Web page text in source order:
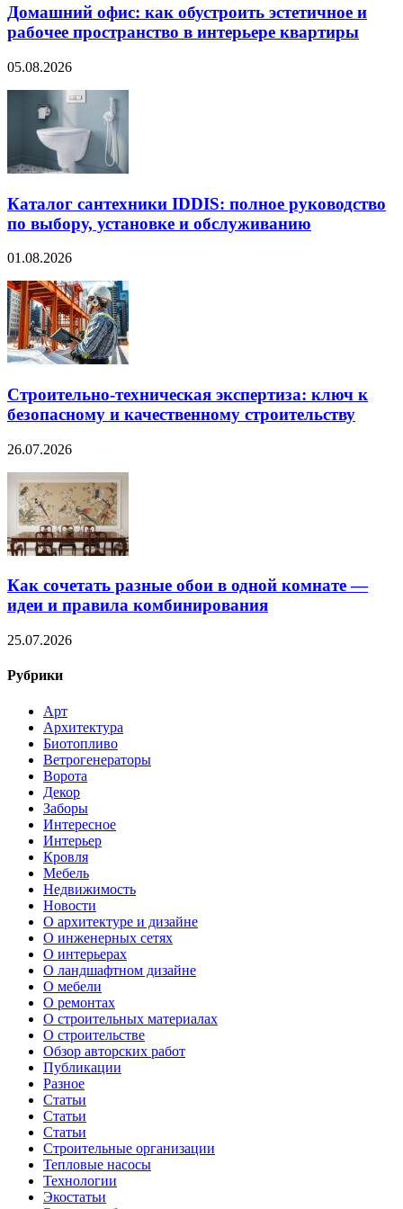
Домашний офис: как обустроить эстетичное и
рабочее пространство в интерьере квартиры
05.08.2026
Каталог сантехники IDDIS: полное руководство
по выбору, установке и обслуживанию
01.08.2026
Строительно‑техническая экспертиза: ключ к
безопасному и качественному строительству
26.07.2026
Как сочетать разные обои в одной комнате —
идеи и правила комбинирования
25.07.2026
Рубрики
Арт
Архитектура
Биотопливо
Ветрогенераторы
Ворота
Декор
Заборы
Интересное
Интерьер
Кровля
Мебель
Недвижимость
Новости
О архитектуре и дизайне
О инженерных сетях
О интерьерах
О ландшафтном дизайне
О мебели
О ремонтах
О строительных материалах
О строительстве
Обзор авторских работ
Публикации
Разное
Статьи
Статьи
Статьи
Строительные организации
Тепловые насосы
Технологии
Экостатьи